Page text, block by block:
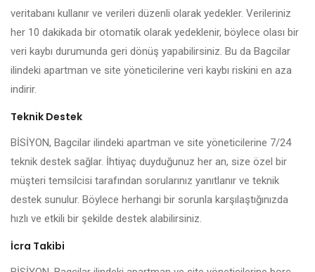
veritabanı kullanır ve verileri düzenli olarak yedekler. Verileriniz
her 10 dakikada bir otomatik olarak yedeklenir, böylece olası bir
veri kaybı durumunda geri dönüş yapabilirsiniz. Bu da Bagcilar
ilindeki apartman ve site yöneticilerine veri kaybı riskini en aza
indirir.
Teknik Destek
BİSİYON, Bagcilar ilindeki apartman ve site yöneticilerine 7/24
teknik destek sağlar. İhtiyaç duyduğunuz her an, size özel bir
müşteri temsilcisi tarafından sorularınız yanıtlanır ve teknik
destek sunulur. Böylece herhangi bir sorunla karşılaştığınızda
hızlı ve etkili bir şekilde destek alabilirsiniz.
İcra Takibi